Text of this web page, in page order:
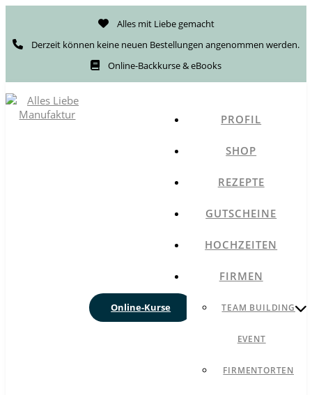
Alles mit Liebe gemacht
Derzeit können keine neuen Bestellungen angenommen werden.
Online-Backkurse & eBooks
Online-Kurse
PROFIL
SHOP
REZEPTE
GUTSCHEINE
HOCHZEITEN
FIRMEN
TEAM BUILDING
EVENT
FIRMENTORTEN